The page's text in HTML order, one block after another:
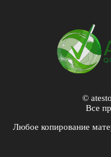
©
Все
Любое копирование